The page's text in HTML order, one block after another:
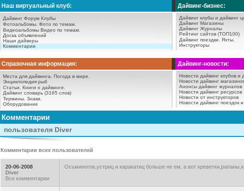
Наш виртуальный клуб:
Дайвинг Форум Клубы
Фотоальбомы. Фото по темам.
Видеоальбомы Видео по темам.
Доска объявлений
Наши дайверы
Комментарии
Дайвинг-бизнес:
Дайвинг клубы и дайвинг
Дайвинг Магазины
Дайвинг Журналы
Рейтинг сайтов (ТОП100)
Дайвинг поездки.
Яхты.
Инструкторы
Справочная информация:
Места для дайвинга.
Погода в мире.
Энциклопедия рыб
Статьи.
Книги о дайвинге.
Дайвинг словарь (3165 слов)
Термины. Знаки.
Оборудование
Дайвинг-новости:
Новости дайвинг клубов и
Новости дайвинг
Анонсы дайвинг журналов
Новости дайвинг ресурсов
Новости от инструкторов
Новости дайвинг поездок и
Комментарии
пользователя Diver
Комментарии всех пользователей
20-06-2008
Diver
Все комментарии
Осьминогов,устриц и каракатиц больше не ем, а вот